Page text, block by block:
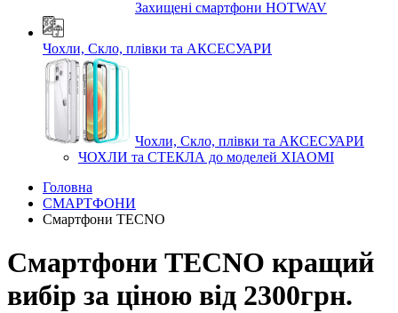
Захищені смартфони HOTWAV
Чохли, Скло, плівки та АКСЕСУАРИ
Чохли, Скло, плівки та АКСЕСУАРИ
ЧОХЛИ та СТЕКЛА до моделей XIAOMI
Головна
СМАРТФОНИ
Смартфони TECNO
Смартфони TECNO кращий
вибір за ціною від 2300грн.